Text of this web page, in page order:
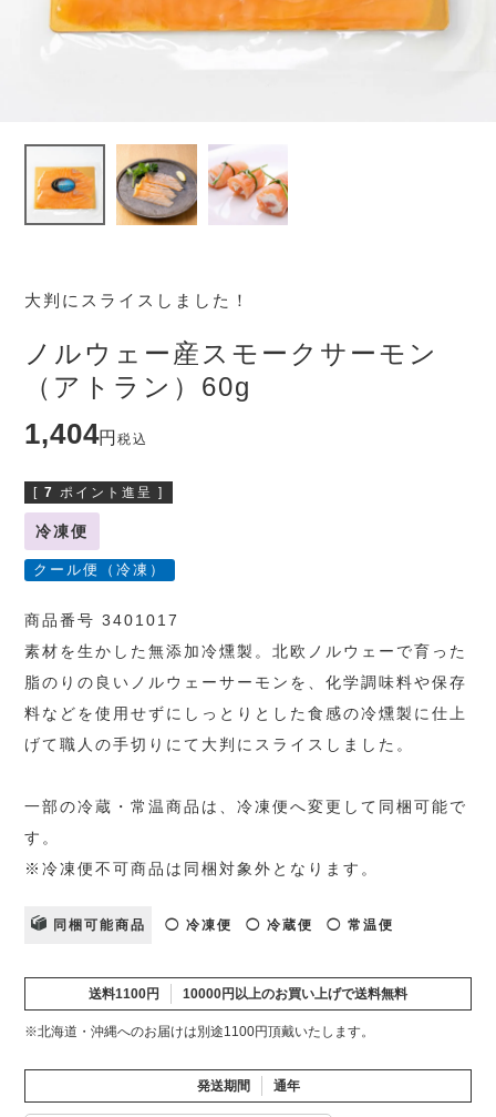
大判にスライスしました！
ノルウェー産スモークサーモン
（アトラン）60g
1,404 税込
[ 7 ポイント進呈 ]
冷凍便
クール便（冷凍）
商品番号 3401017
素材を生かした無添加冷燻製。北欧ノルウェーで育った
脂のりの良いノルウェーサーモンを、化学調味料や保存
料などを使用せずにしっとりとした食感の冷燻製に仕上
げて職人の手切りにて大判にスライスしました。
一部の冷蔵・常温商品は、冷凍便へ変更して同梱可能で
す。
※冷凍便不可商品は同梱対象外となります。
同梱可能商品 ◯ 冷凍便 ◯ 冷蔵便 ◯ 常温便
送料1100円 10000円以上のお買い上げで送料無料
※北海道・沖縄へのお届けは別途1100円頂戴いたします。
発送期間 通年